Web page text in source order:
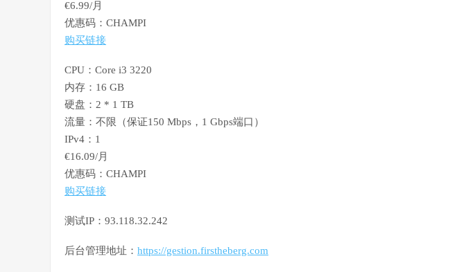
€6.99/月
优惠码：CHAMPI
购买链接
CPU：Core i3 3220
内存：16 GB
硬盘：2 * 1 TB
流量：不限（保证150 Mbps，1 Gbps端口）
IPv4：1
€16.09/月
优惠码：CHAMPI
购买链接
测试IP：93.118.32.242
后台管理地址： https://gestion.firstheberg.com